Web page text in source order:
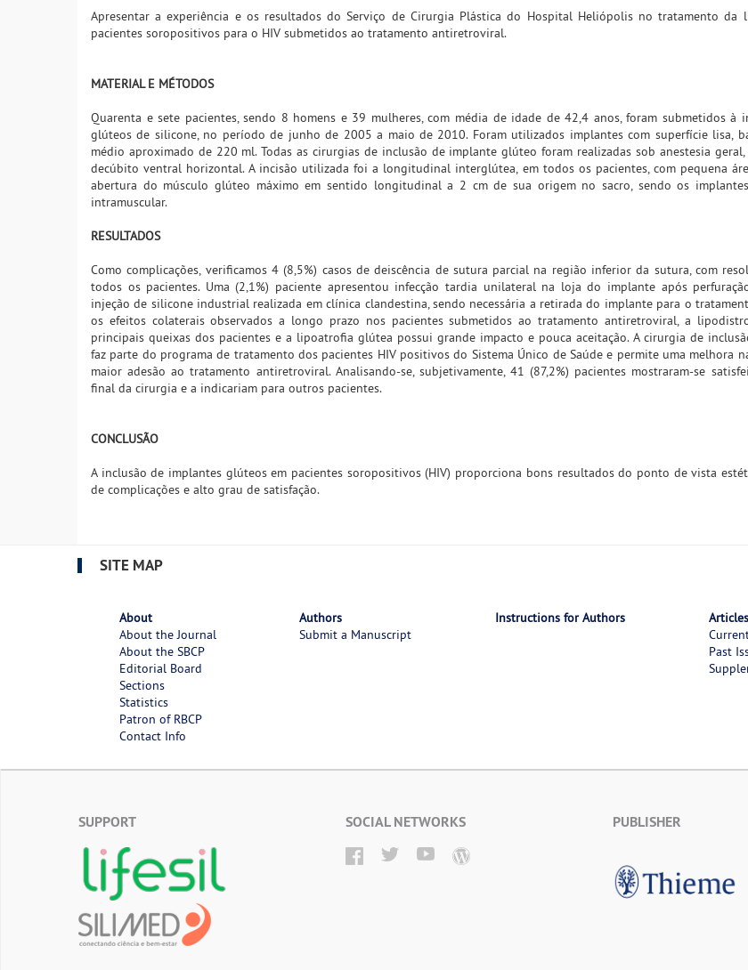
Apresentar a experiência e os resultados do Serviço de Cirurgia Plástica do Hospital Heliópolis no tratamento da
pacientes soropositivos para o HIV submetidos ao tratamento antiretroviral.
MATERIAL E MÉTODOS
Quarenta e sete pacientes, sendo 8 homens e 39 mulheres, com média de idade de 42,4 anos, foram submetidos à
glúteos de silicone, no período de junho de 2005 a maio de 2010. Foram utilizados implantes com superfície lisa,
médio aproximado de 220 ml. Todas as cirurgias de inclusão de implante glúteo foram realizadas sob anestesia
decúbito ventral horizontal. A incisão utilizada foi a longitudinal interglútea, em todos os pacientes, com pequena
abertura do músculo glúteo máximo em sentido longitudinal a 2 cm de sua origem no sacro, sendo os
intramuscular.
RESULTADOS
Como complicações, verificamos 4 (8,5%) casos de deiscência de sutura parcial na região inferior da sutura, com
todos os pacientes. Uma (2,1%) paciente apresentou infecção tardia unilateral na loja do implante após
injeção de silicone industrial realizada em clínica clandestina, sendo necessária a retirada do implante para o
os efeitos colaterais observados a longo prazo nos pacientes submetidos ao tratamento antiretroviral, a
principais queixas dos pacientes e a lipoatrofia glútea possui grande impacto e pouca aceitação. A cirurgia de
faz parte do programa de tratamento dos pacientes HIV positivos do Sistema Único de Saúde e permite uma melhora
maior adesão ao tratamento antiretroviral. Analisando-se, subjetivamente, 41 (87,2%) pacientes mostraram-se
final da cirurgia e a indicariam para outros pacientes.
CONCLUSÃO
A inclusão de implantes glúteos em pacientes soropositivos (HIV) proporciona bons resultados do ponto de vista
de complicações e alto grau de satisfação.
SITE MAP
About
About the Journal
About the SBCP
Editorial Board
Sections
Statistics
Patron of RBCP
Contact Info
Authors
Submit a Manuscript
Instructions for Authors
Articles
Past
SUPPORT SOCIAL NETWORKS PUBLISHER